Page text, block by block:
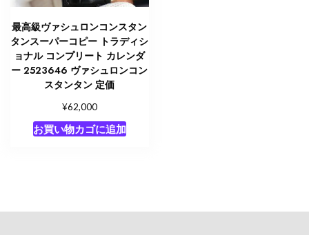
最高級ヴァシュロンコンスタン
タンスーパーコピー トラディシ
ョナル コンプリート カレンダ
ー 2523646 ヴァシュロンコン
スタンタン 定価
¥62,000
お買い物カゴに追加